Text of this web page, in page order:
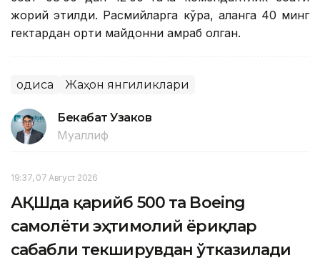
жорий этилди. Расмийларга кўра, аланга 40 минг
гектардан ортиқ майдонни қамраб олган.
Ҳодиса Жаҳон янгиликлари
Бекабат Узаков
Муаллиф
19:37, 07 Август 2026
АҚШда қарийб 500 та Boeing
самолёти эҳтимолий ёриқлар
сабабли текширувдан ўтказилади